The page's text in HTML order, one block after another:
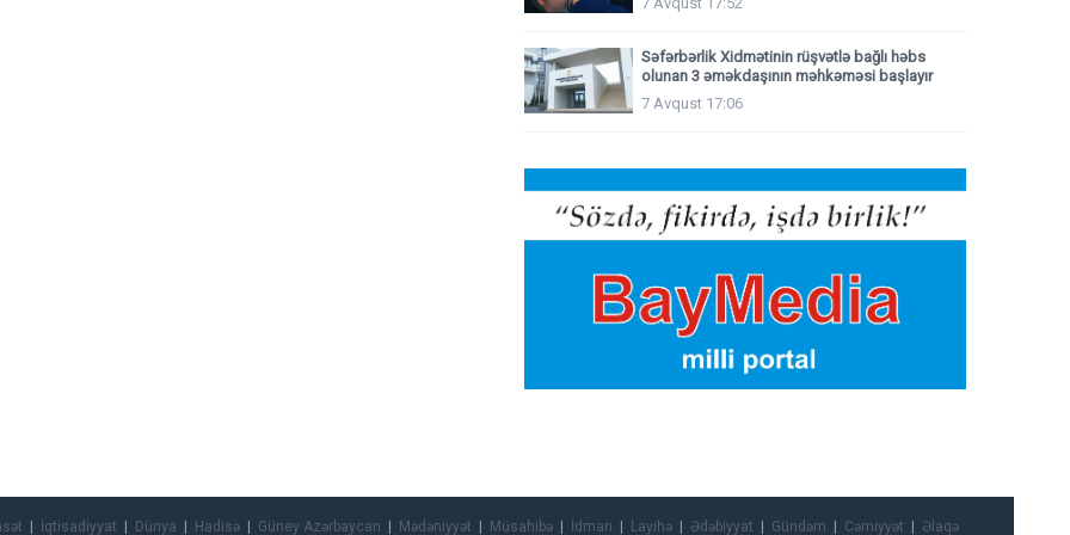
Səfərbərlik Xidmətinin rüşvətlə bağlı həbs
olunan 3 əməkdaşının məhkəməsi başlayır
7 Avqust 17:06
İqtisadiyyat Dünya Hadisə Güney Azərbaycan Mədəniyyət Müsahibə İdman Layihə Ədəbiyyat Gündəm Cəmiyyət Əlaqə